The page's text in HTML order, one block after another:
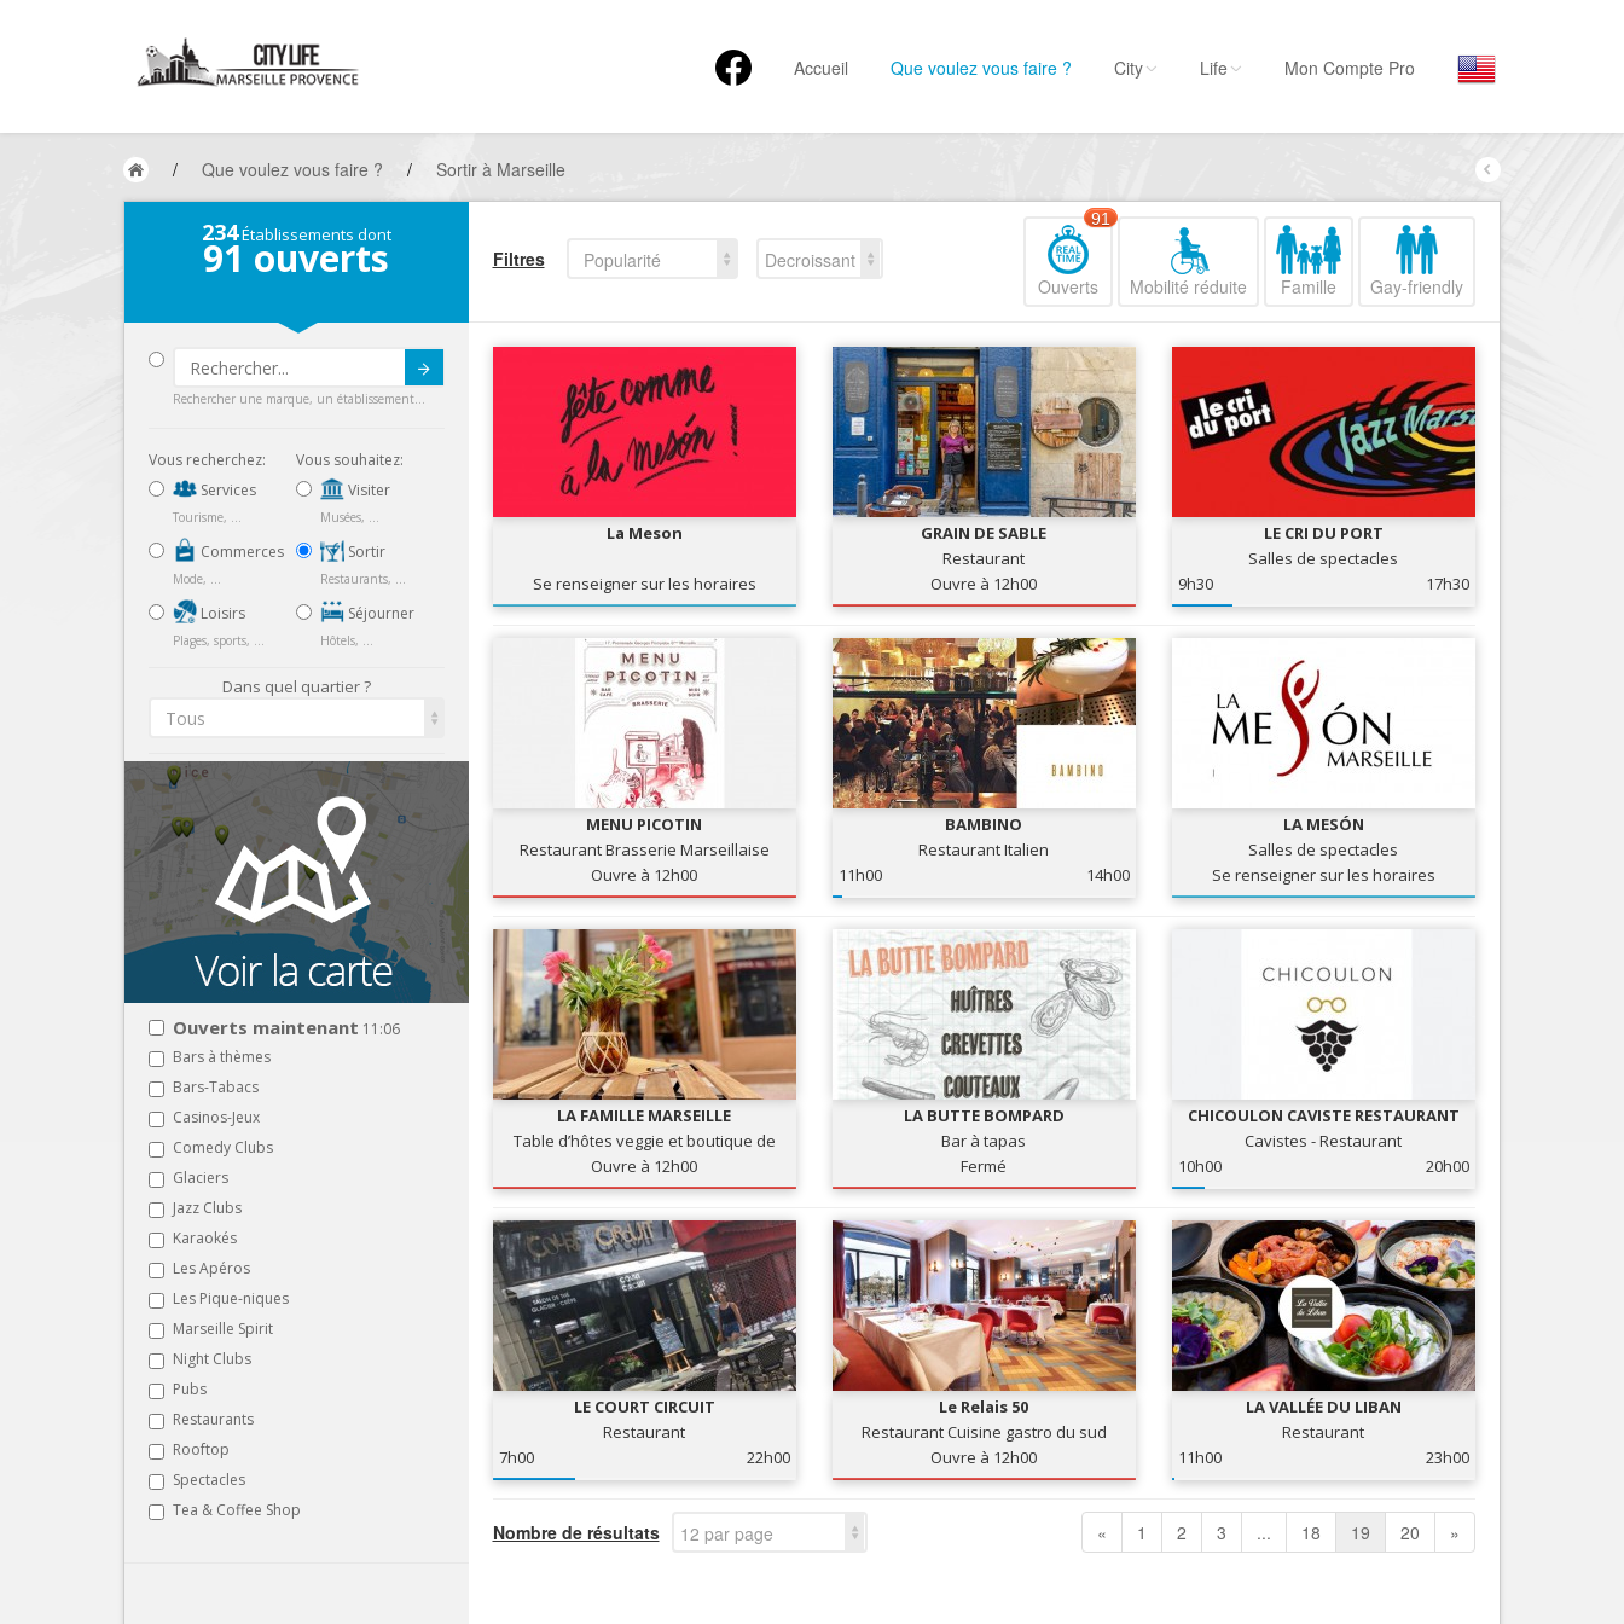
Accueil Que voulez vous faire ?
Hôtels, ...
Visiter
Restaurants, ...
Commerces
Mode, ...
Services
Tourisme, ...
City Life Mon Compte Pro
/ Que voulez vous faire ? / Sortir à Marseille
234Établissements dont
91 ouverts
Rechercher une marque, un établissement...
Vous recherchez:
Services
Tourisme, ...
Commerces
Mode, ...
Loisirs
Plages, sports, ...
Vous souhaitez:
Visiter
Musées, ...
Sortir
Restaurants, ...
Séjourner
Hôtels, ...
Dans quel quartier ?
Tous
Ouverts maintenant 11:06
Bars à thèmes
Bars-Tabacs
Casinos-Jeux
Comedy Clubs
Glaciers
Jazz Clubs
Karaokés
Les Apéros
Les Pique-niques
Marseille Spirit
Night Clubs
Pubs
Restaurants
Rooftop
Spectacles
Tea & Coffee Shop
Filtres Popularité
Decroissant
Ouverts
91
Mobilité réduite Famille Gay-friendly
La Meson
Se renseigner sur les horaires
GRAIN DE SABLE
Restaurant
Ouvre à 12h00
LE CRI DU PORT
Salles de spectacles
9h30
17h30
MENU PICOTIN
Restaurant Brasserie Marseillaise
Ouvre à 12h00
BAMBINO
Restaurant Italien
11h00
14h00
LA MESÓN
Salles de spectacles
Se renseigner sur les horaires
LA FAMILLE MARSEILLE
Table d’hôtes veggie et boutique de
déco vintage
Ouvre à 12h00
LA BUTTE BOMPARD
Bar à tapas
Fermé
CHICOULON CAVISTE RESTAURANT
Cavistes - Restaurant
10h00
20h00
LE COURT CIRCUIT
Restaurant
7h00
22h00
Le Relais 50
Restaurant Cuisine gastro du sud
Ouvre à 12h00
LA VALLÉE DU LIBAN
Restaurant
11h00
23h00
Nombre de résultats 12 par page « 1 2 3 ... 18 19 20 »